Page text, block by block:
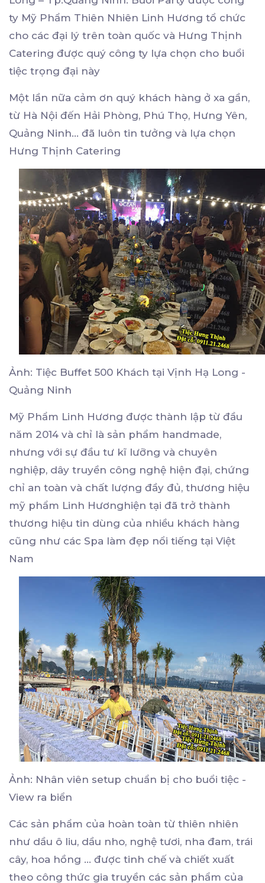
ty Mỹ Phẩm Thiên Nhiên Linh Hương tổ chức
cho các đại lý trên toàn quốc và Hưng Thịnh
Catering được quý công ty lựa chọn cho buổi
tiệc trọng đại này
Một lần nữa cảm ơn quý khách hàng ở xa gần,
từ Hà Nội đến Hải Phòng, Phú Thọ, Hưng Yên,
Quảng Ninh… đã luôn tin tưởng và lựa chọn
Hưng Thịnh Catering
Ảnh: Tiệc Buffet 500 Khách tại Vịnh Hạ Long -
Quảng Ninh
Mỹ Phẩm Linh Hương được thành lập từ đầu
năm 2014 và chỉ là sản phẩm handmade,
nhưng với sự đầu tư kĩ lưỡng và chuyên
nghiệp, dây truyền công nghệ hiện đại, chứng
chỉ an toàn và chất lượng đầy đủ, thương hiệu
mỹ phẩm Linh Hươnghiện tại đã trở thành
thương hiệu tin dùng của nhiều khách hàng
cũng như các Spa làm đẹp nổi tiếng tại Việt
Nam
Ảnh: Nhân viên setup chuẩn bị cho buổi tiệc -
View ra biển
Các sản phẩm của hoàn toàn từ thiên nhiên
như dầu ô liu, dầu nho, nghệ tươi, nha đam, trái
cây, hoa hồng ... được tinh chế và chiết xuất
theo công thức gia truyền các sản phẩm của